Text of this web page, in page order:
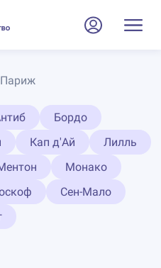
Париж
Бордо
Кап д'Ай
Лилль
Монако
Сен-Мало